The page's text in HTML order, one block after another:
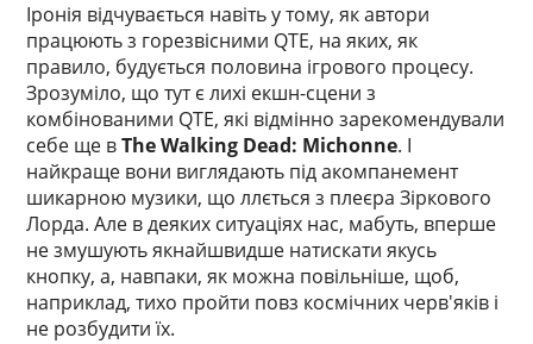
Іронія відчувається навіть у тому, як автори
працюють з горезвісними QTE, на яких, як
правило, будується половина ігрового процесу.
Зрозуміло, що тут є лихі екшн-сцени з
комбінованими QTE, які відмінно зарекомендували
себе ще вThe Walking Dead: Michonne. І
найкраще вони виглядають під акомпанемент
шикарною музики, що ллється з плеєра Зіркового
Лорда. Але в деяких ситуаціях нас, мабуть, вперше
не змушують якнайшвидше натискати якусь
кнопку, а, навпаки, як можна повільніше, щоб,
наприклад, тихо пройти повз космічних черв'яків і
не розбудити їх.